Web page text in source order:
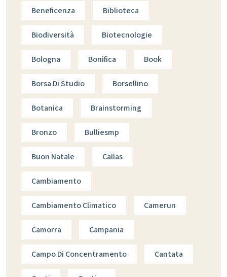
Beneficenza Biblioteca
Biodiversità Biotecnologie
Bologna Bonifica Book
Borsa Di Studio Borsellino
Botanica Brainstorming
Bronzo Bulliesmp
Buon Natale Callas
Cambiamento
Cambiamento Climatico Camerun
Camorra Campania
Campo Di Concentramento Cantata